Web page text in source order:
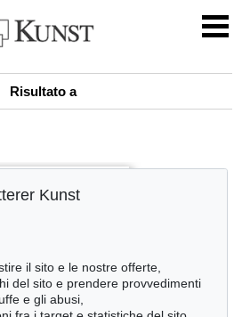
Risultato a
Kunst
il sito e le nostre offerte,
del sito e prendere provvedimenti
e gli abusi,